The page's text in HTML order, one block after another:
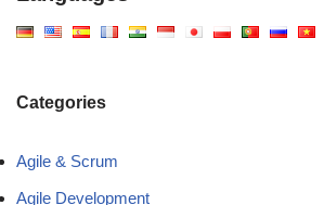
Categories
Agile & Scrum
Agile Development